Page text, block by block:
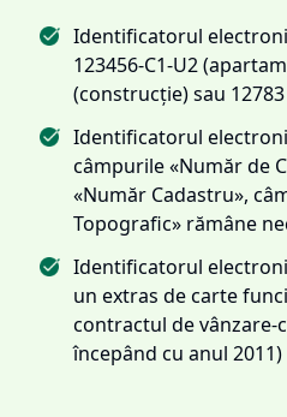
Identificatorul
123456-C1-U2
(construcție) sau
Identificatorul
câmpurile «Număr de
«Număr Cadastru»,
Topografic» rămâne
Identificatorul
un extras de carte
contractul de
începând cu anul 2011)